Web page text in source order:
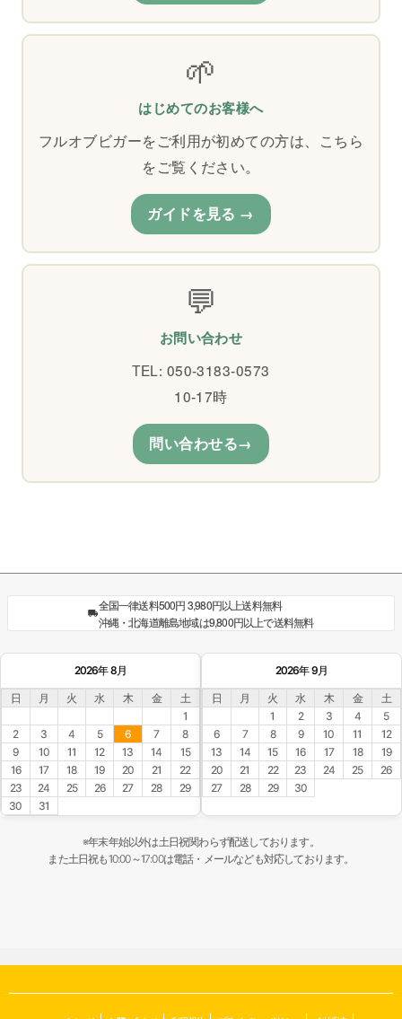
🌱
はじめてのお客様へ
フルオブビガーをご利用が初めての方は、こちら
をご覧ください。
ガイドを見る
💬
お問い合わせ
TEL: 050-3183-0573
10-17時
問い合わせる
全国一律送料500円 3,980円以上送料無料
沖縄・北海道離島地域は9,800円以上で送料無料
2026年 8月
日 月 火 水 木 金
土
1
2
3 4 5 6 7
8
9
10 11 12 13 14
15
16
17 18 19 20 21
22
23
24 25 26 27 28
29
30
31
2026年 9月
日 月 火 水 木 金
土
1
2 3 4
5
6
7 8 9 10 11
12
13
14 15 16 17 18
19
20
21 22 23 24 25
26
27
28 29 30
※年末年始以外は土日祝関わらず配送しております。
また土日祝も10:00～17:00は電話・メールなども対応しております。